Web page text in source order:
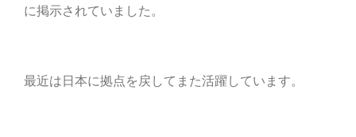
に掲示されていました。
最近は日本に拠点を戻してまた活躍しています。